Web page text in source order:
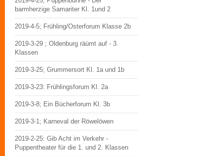
barmherzige Samariter Kl. 1und 2
2019-4-5; Frühling/Osterforum Klasse 2b
2019-3-29 ; Oldenburg räümt auf - 3.
Klassen
2019-3-25; Grummersort Kl. 1a und 1b
2019-3-23: Frühlingsforum Kl. 2a
2019-3-8; Ein Bücherforum Kl. 3b
2019-3-1; Karneval der Röwelöwen
2019-2-25: Gib Acht im Verkehr -
Puppentheater für die 1. und 2. Klassen